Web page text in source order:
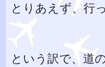
とりあえず、行
という訳で、道